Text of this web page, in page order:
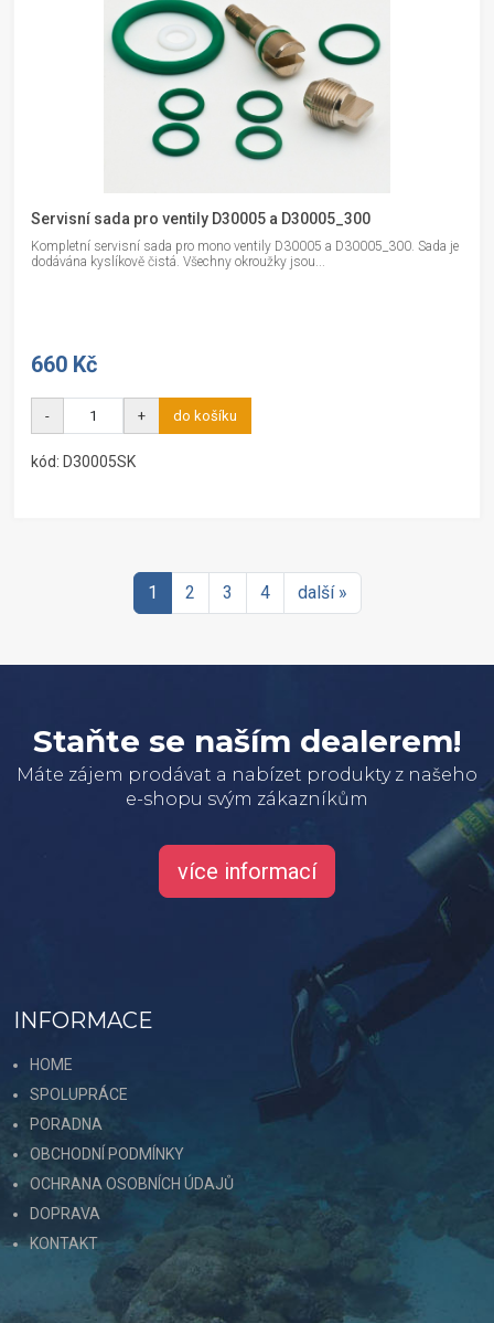
Servisní sada pro ventily D30005 a D30005_300
Kompletní servisní sada pro mono ventily D30005 a D30005_300. Sada je
dodávána kyslíkově čistá. Všechny okroužky jsou...
660 Kč
- + do košíku
kód: D30005SK
1 2 3 4 další »
Staňte se naším dealerem!
Máte zájem prodávat a nabízet produkty z našeho
e-shopu svým zákazníkům
více informací
INFORMACE
HOME
SPOLUPRÁCE
PORADNA
OBCHODNÍ PODMÍNKY
OCHRANA OSOBNÍCH ÚDAJŮ
DOPRAVA
KONTAKT